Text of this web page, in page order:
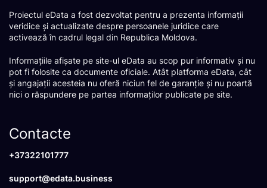
Proiectul eData a fost dezvoltat pentru a prezenta informații
veridice și actualizate despre persoanele juridice care
activează în cadrul legal din Republica Moldova.
Informațiile afișate pe site-ul eData au scop pur informativ și nu
pot fi folosite ca documente oficiale. Atât platforma eData, cât
și angajații acesteia nu oferă niciun fel de garanție și nu poartă
nici o răspundere pe partea informaților publicate pe site.
Contacte
+37322101777
support@edata.business